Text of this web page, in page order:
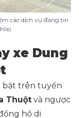
các dịch vụ đáng tin
xe Dung
bật trên tuyến
Thuột và ngược
hồ di